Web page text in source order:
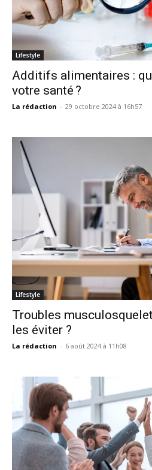
Lifestyle
Additifs alimentaires :
votre santé ?
La rédaction - 29 octobre 2024 à 16h57
Lifestyle
Troubles
les éviter ?
La rédaction - 6 août 2024 à 11h08